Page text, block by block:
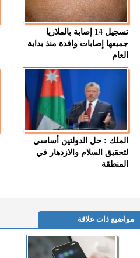
تسجيل 14 إصابة بالملاريا
جميعها إصابات وافدة منذ بداية
العام
الملك : حل الدولتين أساسي
لتحقيق السلام والازدهار في
المنطقة
مواضيع ذات علاقة